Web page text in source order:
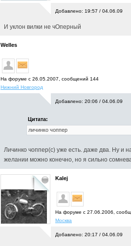
Добавлено: 19:57 / 04.06.09
И уклон вилки не чОперный
Welles
На форуме с 26.05.2007, cообщений 144
Нижний Новгород
Добавлено: 20:06 / 04.06.09
Цитата:
личинко чоппер
Личинко чоппер(с) уже есть. даже два. Ну и
желании можно конечно, но я сильно
Kalej
На форуме с 27.06.2006,
Москва
Добавлено: 20:17 / 04.06.09